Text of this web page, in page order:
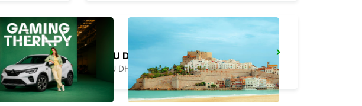
RESERVA DE SERVICIO DE CHOFER EN ABU DHABI ABU DHABI MUSSAFAH
ABU DHABI - ABU DHABI